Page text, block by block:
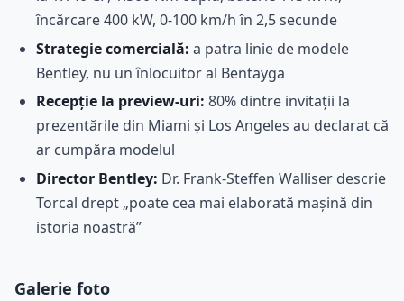
încărcare 400 kW, 0-100 km/h în 2,5 secunde
Strategie comercială: a patra linie de modele
Bentley, nu un înlocuitor al Bentayga
Recepție la preview-uri: 80% dintre invitații la
prezentările din Miami și Los Angeles au declarat că
ar cumpăra modelul
Director Bentley: Dr. Frank-Steffen Walliser descrie
Torcal drept „poate cea mai elaborată mașină din
istoria noastră”
Galerie foto